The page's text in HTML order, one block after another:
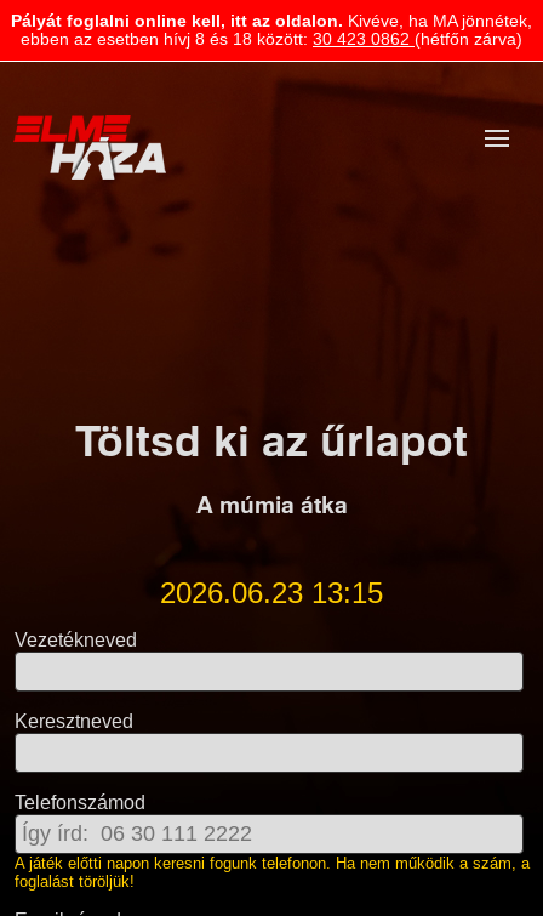
Pályát foglalni online kell, itt az oldalon. Kivéve, ha MA jönnétek,
ebben az esetben hívj 8 és 18 között: 30 423 0862 (hétfőn zárva)
Töltsd ki az űrlapot
A múmia átka
2026.06.23 13:15
Vezetékneved
Keresztneved
Telefonszámod
A játék előtti napon keresni fogunk telefonon. Ha nem működik a szám, a
foglalást töröljük!